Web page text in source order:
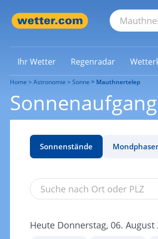
Ihr Wetter Regenradar
Home Astronomie Sonne Mauthnertelep
Sonnenstände
Heute Donnerstag, 06. August